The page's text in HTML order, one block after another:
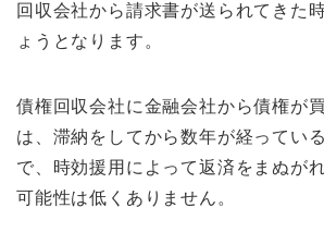
回収会社から請求書が送られてきた
ょうとなります。
債権回収会社に金融会社から債権が
は、滞納をしてから数年が経ってい
で、時効援用によって返済をまぬが
可能性は低くありません。